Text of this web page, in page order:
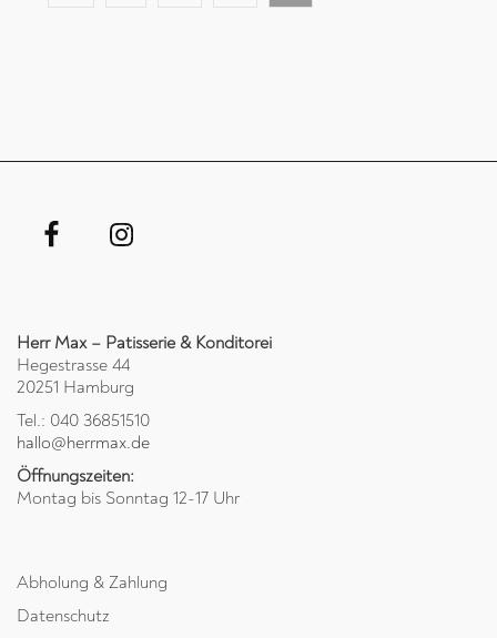
Herr Max – Patisserie & Konditorei
Hegestrasse 44
20251 Hamburg
Tel.: 040 36851510
hallo@herrmax.de
Öffnungszeiten:
Montag bis Sonntag 12-17 Uhr
Abholung & Zahlung
Datenschutz